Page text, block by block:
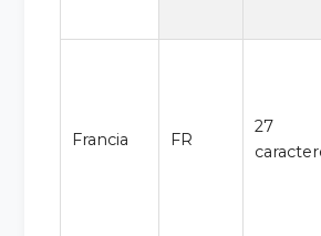
Francia FR
27